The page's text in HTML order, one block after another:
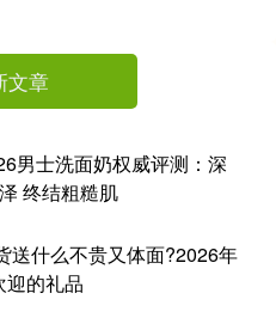
文章
男士洗面奶权威评测：深
终结粗糙肌
送什么不贵又体面?2026年
迎的礼品